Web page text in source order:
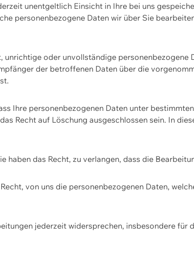
unentgeltlich Einsicht in Ihre bei uns
personenbezogene Daten wir über Sie
unrichtige oder unvollständige
der betroffenen Daten über die
Ihre personenbezogenen Daten unter
Recht auf Löschung ausgeschlossen sein. In
haben das Recht, zu verlangen, dass die
von uns die personenbezogenen Daten,
jederzeit widersprechen, insbesondere